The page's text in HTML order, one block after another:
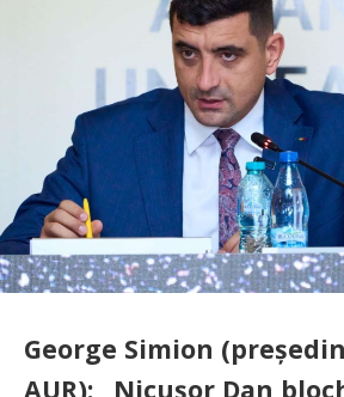
George Simion
AUR): „Nicușor Dan